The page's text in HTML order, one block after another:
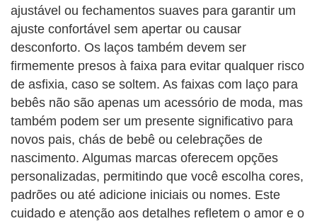
ajustável ou fechamentos suaves para garantir um
ajuste confortável sem apertar ou causar
desconforto. Os laços também devem ser
firmemente presos à faixa para evitar qualquer risco
de asfixia, caso se soltem. As faixas com laço para
bebês não são apenas um acessório de moda, mas
também podem ser um presente significativo para
novos pais, chás de bebê ou celebrações de
nascimento. Algumas marcas oferecem opções
personalizadas, permitindo que você escolha cores,
padrões ou até adicione iniciais ou nomes. Este
cuidado e atenção aos detalhes refletem o amor e o